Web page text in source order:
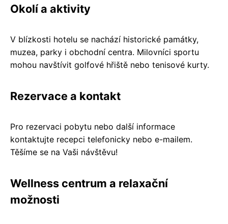
Okolí a aktivity
V blízkosti hotelu se nachází historické památky,
muzea, parky i obchodní centra. Milovníci sportu
mohou navštívit golfové hřiště nebo tenisové kurty.
Rezervace a kontakt
Pro rezervaci pobytu nebo další informace
kontaktujte recepci telefonicky nebo e-mailem.
Těšíme se na Vaši návštěvu!
Wellness centrum a relaxační
možnosti